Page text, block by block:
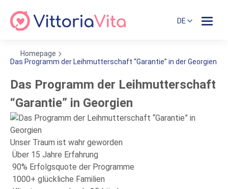
DE
Homepage
Das Programm der Leihmutterschaft “Garantie” in der Georgien
Das Programm der Leihmutterschaft
“Garantie” in Georgien
Unser Traum ist wahr geworden
Über 15 Jahre Erfahrung
90% Erfolgsquote der Programme
1000+ glückliche Familien